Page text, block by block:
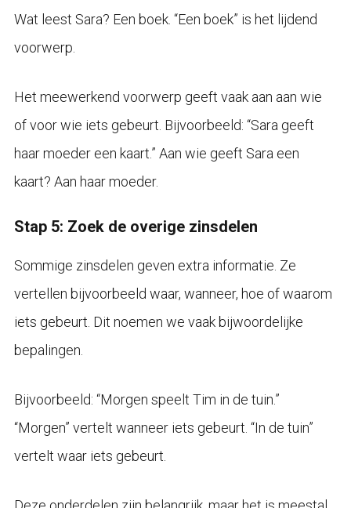
Wat leest Sara? Een boek. “Een boek” is het lijdend
voorwerp.
Het meewerkend voorwerp geeft vaak aan aan wie
of voor wie iets gebeurt. Bijvoorbeeld: “Sara geeft
haar moeder een kaart.” Aan wie geeft Sara een
kaart? Aan haar moeder.
Stap 5: Zoek de overige zinsdelen
Sommige zinsdelen geven extra informatie. Ze
vertellen bijvoorbeeld waar, wanneer, hoe of waarom
iets gebeurt. Dit noemen we vaak bijwoordelijke
bepalingen.
Bijvoorbeeld: “Morgen speelt Tim in de tuin.”
“Morgen” vertelt wanneer iets gebeurt. “In de tuin”
vertelt waar iets gebeurt.